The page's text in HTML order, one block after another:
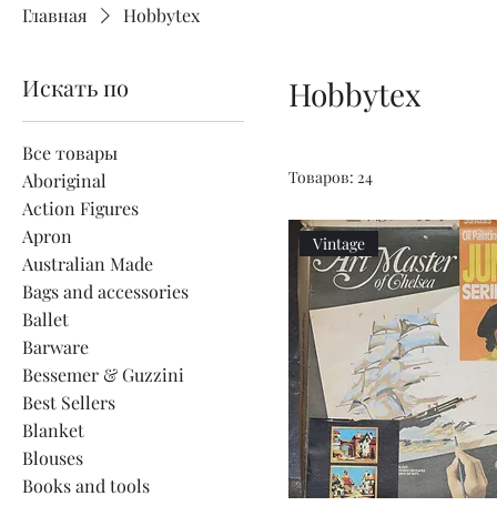
Главная Hobbytex
Искать по
Все товары
Aboriginal
Action Figures
Apron
Australian Made
Bags and accessories
Ballet
Barware
Bessemer & Guzzini
Best Sellers
Blanket
Blouses
Books and tools
Hobbytex
Товаров: 24
Vintage